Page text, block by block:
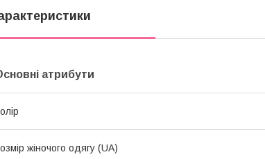
атрибути
жіночого одягу (UA)